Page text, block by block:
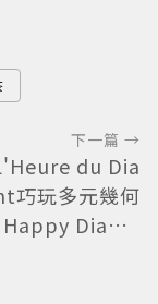
下一篇 →
du Dia
巧玩多元幾何
Diamo